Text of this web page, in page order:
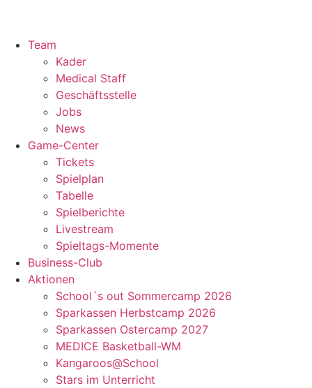
Team
Kader
Medical Staff
Geschäftsstelle
Jobs
News
Game-Center
Tickets
Spielplan
Tabelle
Spielberichte
Livestream
Spieltags-Momente
Business-Club
Aktionen
School´s out Sommercamp 2026
Sparkassen Herbstcamp 2026
Sparkassen Ostercamp 2027
MEDICE Basketball-WM
Kangaroos@School
Stars im Unterricht